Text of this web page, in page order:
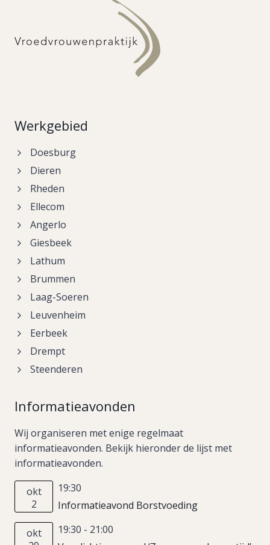
Werkgebied
Doesburg
Dieren
Rheden
Ellecom
Angerlo
Giesbeek
Lathum
Brummen
Laag-Soeren
Leuvenheim
Eerbeek
Drempt
Steenderen
Informatieavonden
Wij organiseren met enige regelmaat
informatieavonden. Bekijk hieronder de lijst met
informatieavonden.
okt
2
19:30
Informatieavond Borstvoeding
okt
19:30 - 21:00